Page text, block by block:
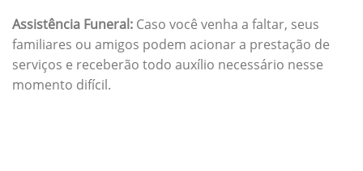
Assistência Funeral: Caso você venha a faltar, seus
familiares ou amigos podem acionar a prestação de
serviços e receberão todo auxílio necessário nesse
momento difícil.